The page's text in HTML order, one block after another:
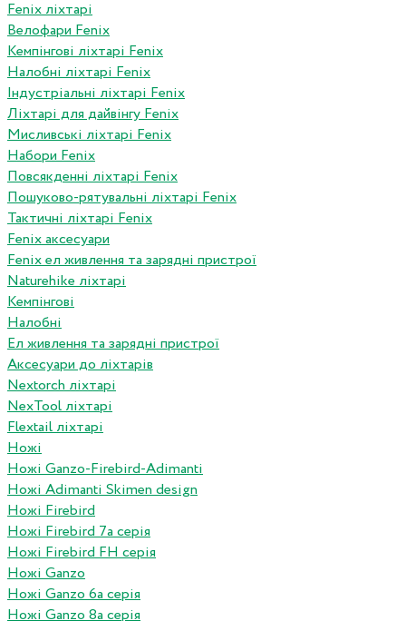
Fenix ліхтарі
Велофари Fenix
Кемпінгові ліхтарі Fenix
Налобні ліхтарі Fenix
Індустріальні ліхтарі Fenix
Ліхтарі для дайвінгу Fenix
Мисливські ліхтарі Fenix
Набори Fenix
Повсякденні ліхтарі Fenix
Пошуково-рятувальні ліхтарі Fenix
Тактичні ліхтарі Fenix
Fenix аксесуари
Fenix ел живлення та зарядні пристрої
Naturehike ліхтарі
Кемпінгові
Налобні
Ел живлення та зарядні пристрої
Аксесуари до ліхтарів
Nextorch ліхтарі
NexTool ліхтарі
Flextail ліхтарі
Ножі
Ножі Ganzo-Firebird-Adimanti
Ножі Adimanti Skimen design
Ножі Firebird
Ножі Firebird 7а серія
Ножі Firebird FH серія
Ножі Ganzo
Ножі Ganzo 6а серія
Ножі Ganzo 8а серія